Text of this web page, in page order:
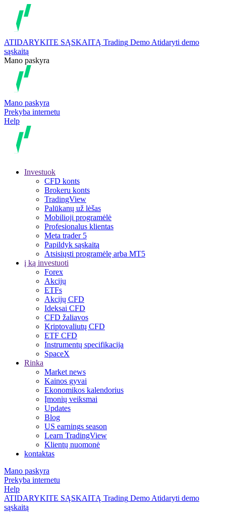
ATIDARYKITE SĄSKAITĄ Trading Demo Atidaryti demo
sąskaitą
Mano paskyra
Mano paskyra
Prekyba internetu
Help
Investuok
CFD konts
Brokeru konts
TradingView
Palūkanų už lėšas
Mobilioji programėlė
Profesionalus klientas
Meta trader 5
Papildyk sąskaitą
Atsisiųsti programėlę arba MT5
į ką investuoti
Forex
Akcijų
ETFs
Akcijų CFD
Ideksai CFD
CFD žaliavos
Kriptovaliutų CFD
ETF CFD
Instrumentų specifikacija
SpaceX
Rinka
Market news
Kainos gyvai
Ekonomikos kalendorius
Įmonių veiksmai
Updates
Blog
US earnings season
Learn TradingView
Klientų nuomonė
kontaktas
Mano paskyra
Prekyba internetu
Help
ATIDARYKITE SĄSKAITĄ Trading Demo Atidaryti demo
sąskaitą